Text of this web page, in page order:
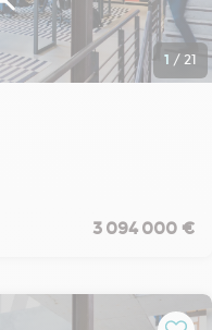
1 / 21
au sein de
Immeuble tertiaire offrant
compose de :
3 094 000 €